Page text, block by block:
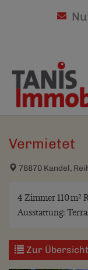
Vermietet
76870 Kandel,
4 Zimmer 110 m²
Ausstattung:
Zur Übersicht